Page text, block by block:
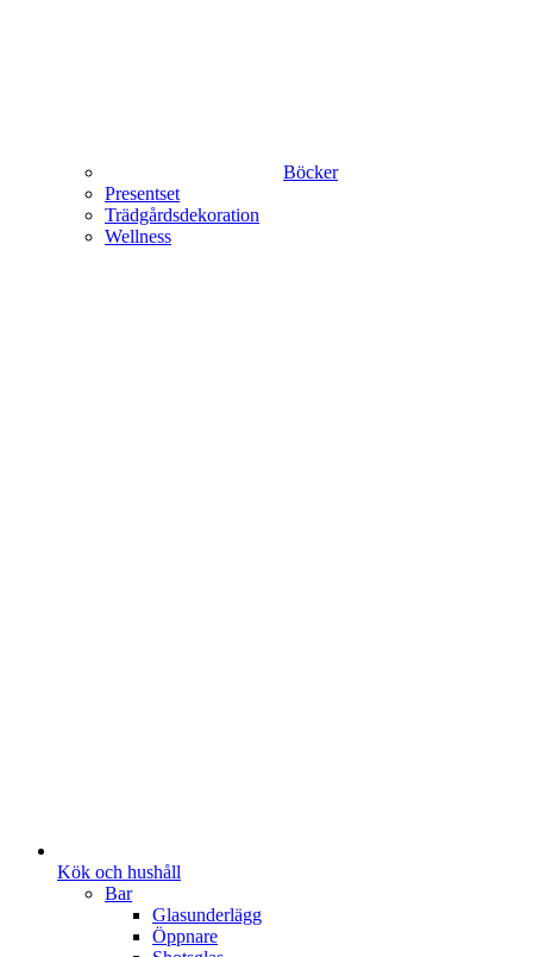
Böcker
Presentset
Trädgårdsdekoration
Wellness
Kök och hushåll
Bar
Glasunderlägg
Öppnare